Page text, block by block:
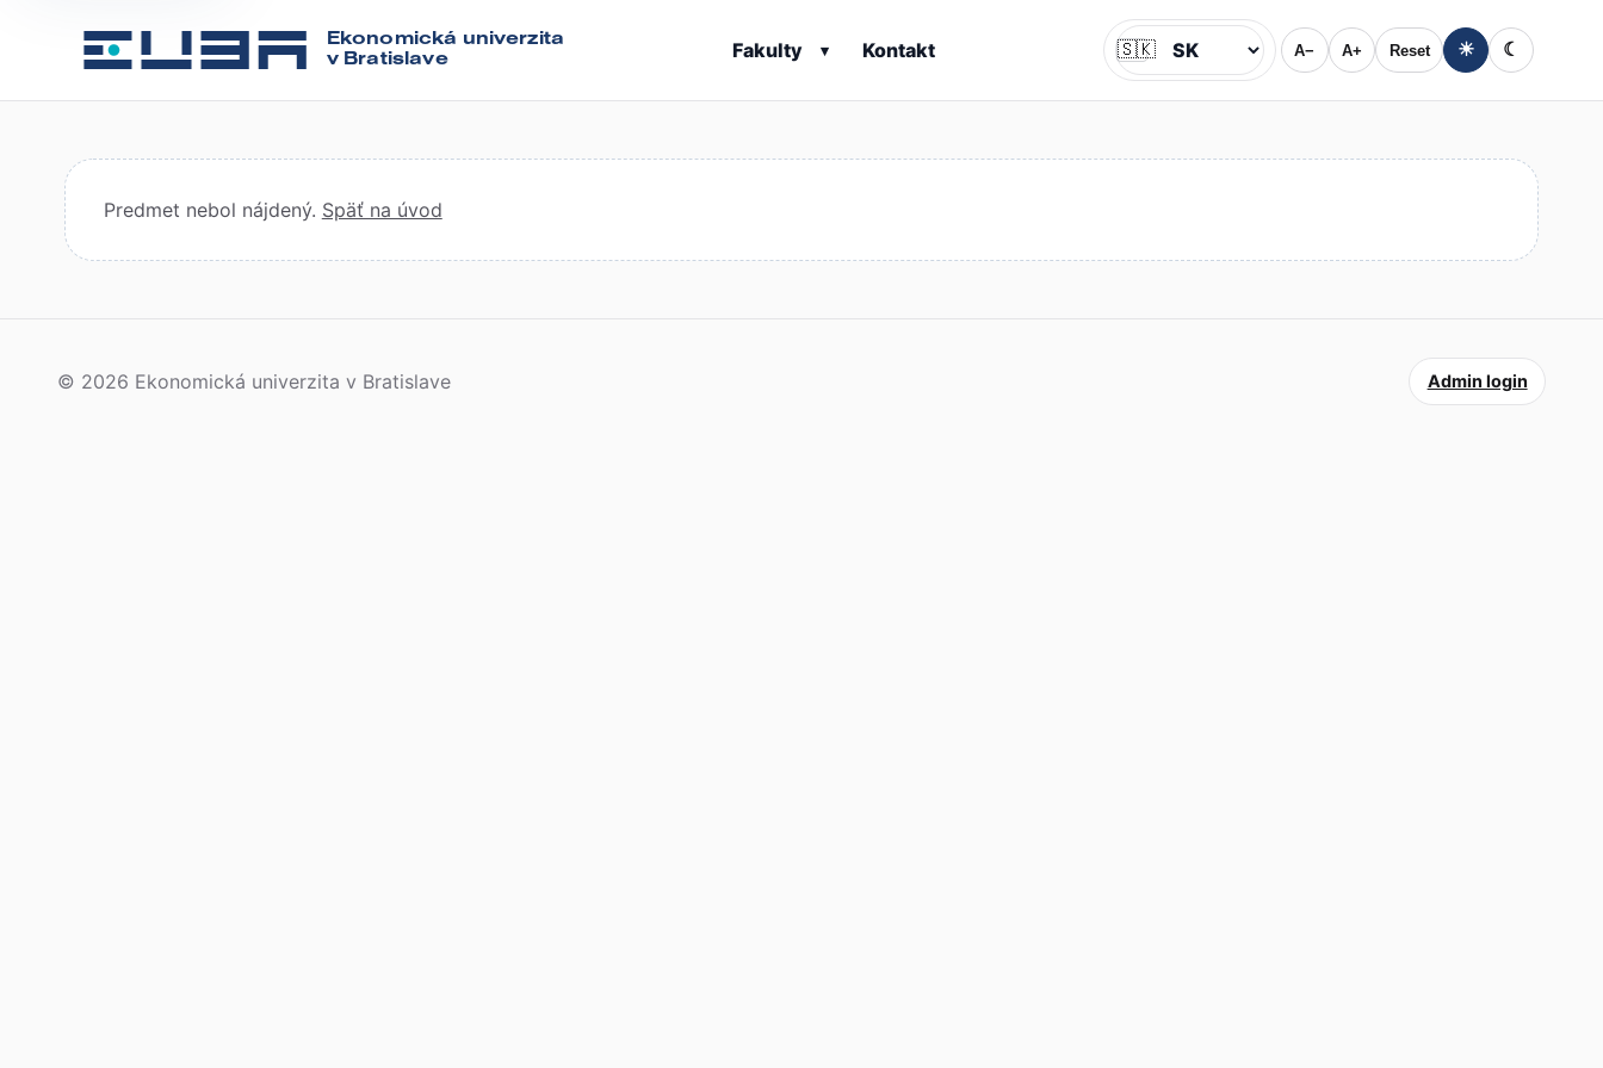
Ekonomická univerzita
v Bratislave
Fakulty ▾ Kontakt Jazyk
🇸🇰 A− A+ Reset ☀ ☾
Predmet nebol nájdený. Späť na úvod
© 2026 Ekonomická univerzita v Bratislave Admin login